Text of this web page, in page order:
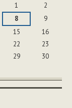
1
2
8
9
15
16
22
23
29
30